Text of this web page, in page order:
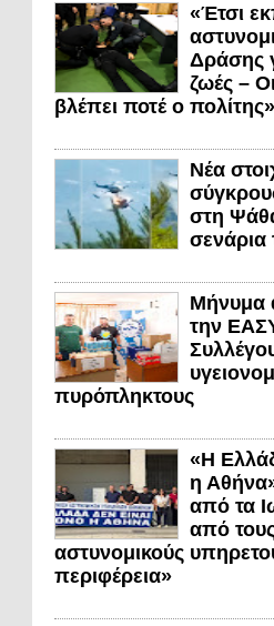
«Έτσι
Δράσης
ζωές –
βλέπει ποτέ ο
Νέα
στη
σενάρια
Μήνυμα
την
πυρόπληκτους
«Η
η
από τα
από
αστυνομικούς
περιφέρεια»